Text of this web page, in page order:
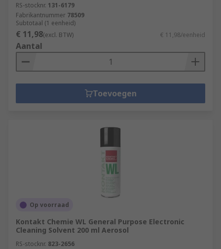
RS-stocknr. 131-6179
Fabrikantnummer 78509
Subtotaal (1 eenheid)
€ 11,98(excl. BTW) € 11,98/eenheid
Aantal
Toevoegen
Op voorraad
Kontakt Chemie WL General Purpose Electronic
Cleaning Solvent 200 ml Aerosol
RS-stocknr. 823-2656